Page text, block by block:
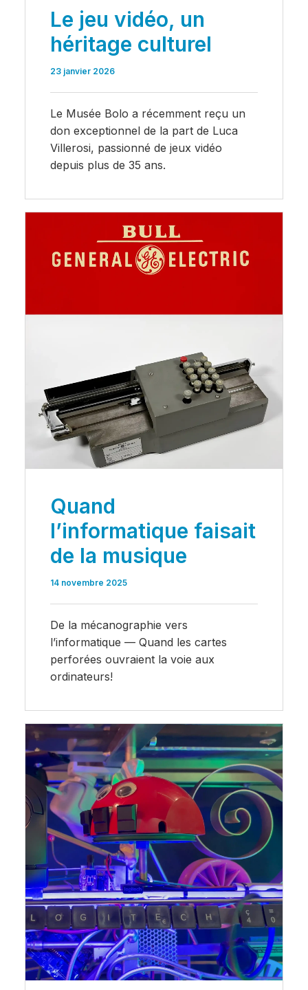
Le jeu vidéo, un
héritage culturel
23 janvier 2026
Le Musée Bolo a récemment reçu un
don exceptionnel de la part de Luca
Villerosi, passionné de jeux vidéo
depuis plus de 35 ans.
Quand
l’informatique faisait
de la musique
14 novembre 2025
De la mécanographie vers
l’informatique — Quand les cartes
perforées ouvraient la voie aux
ordinateurs!